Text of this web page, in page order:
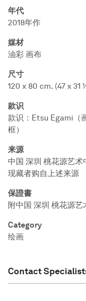
年代
2018年作
媒材
油彩 画布
尺寸
120 x 80 cm. (47 x 31
款识
款识：Etsu Egami（
框）
来源
中国 深圳 桃花源艺术
现藏者购自上述来源
保證書
附中国 深圳 桃花源
Category
绘画
Contact